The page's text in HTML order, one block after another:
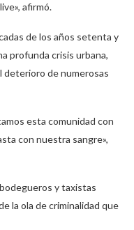
afirmó.
de los años setenta y
profunda crisis urbana,
deterioro de numerosas
esta comunidad con
con nuestra sangre»,
y taxistas
la ola de criminalidad que